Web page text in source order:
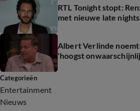
RTL Tonight stopt:
met nieuwe late
Albert Verlinde noemt
'hoogst
Categorieën
Entertainment
Nieuws